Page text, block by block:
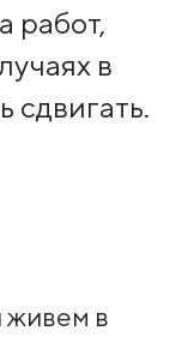
работ,
в
сдвигать.
живем в